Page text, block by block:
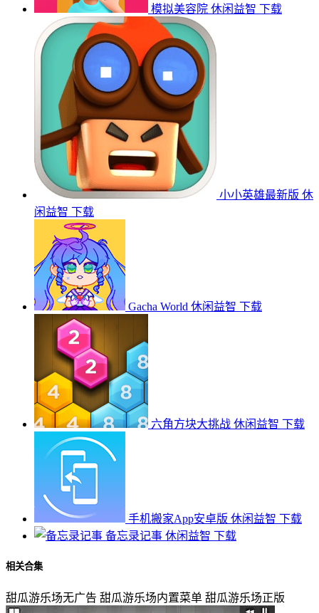
模拟美容院 休闲益智 下载
小小英雄最新版 休
闲益智 下载
Gacha World 休闲益智 下载
六角方块大挑战 休闲益智 下载
手机搬家App安卓版 休闲益智 下载
备忘录记事 休闲益智 下载
相关合集
甜瓜游乐场无广告 甜瓜游乐场内置菜单 甜瓜游乐场正版